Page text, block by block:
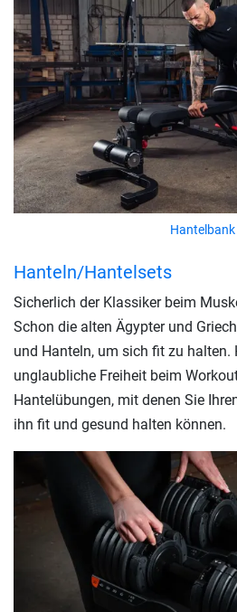
Hantelbank
Hanteln/Hantelsets
Sicherlich der Klassiker beim
Schon die alten Ägypter und
und Hanteln, um sich fit zu
unglaubliche Freiheit beim
Hantelübungen, mit denen Sie
ihn fit und gesund halten können.